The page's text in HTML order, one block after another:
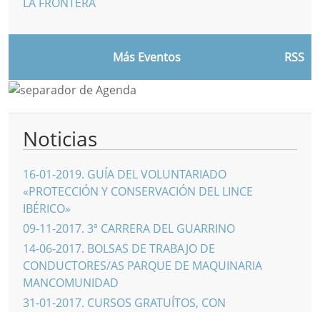
Más Eventos RSS
Noticias
16-01-2019. GUÍA DEL VOLUNTARIADO
«PROTECCIÓN Y CONSERVACIÓN DEL LINCE
IBÉRICO»
09-11-2017. 3ª CARRERA DEL GUARRINO
14-06-2017. BOLSAS DE TRABAJO DE
CONDUCTORES/AS PARQUE DE MAQUINARIA
MANCOMUNIDAD
31-01-2017. CURSOS GRATUÍTOS, CON